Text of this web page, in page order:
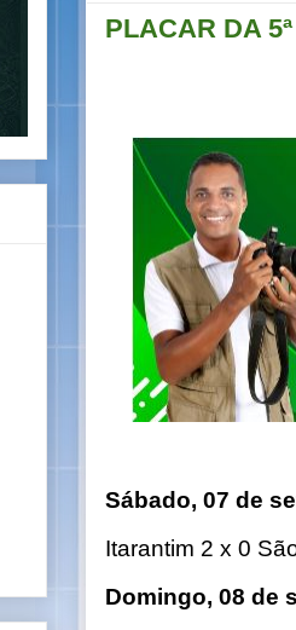
PLACAR DA
Sábado, 07 de
Itarantim 2 x 0
Domingo, 08 de